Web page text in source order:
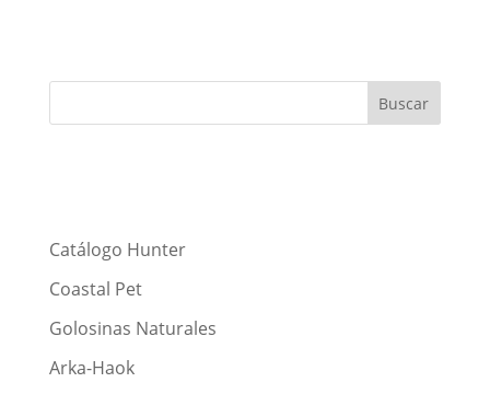
Catálogo Hunter
Coastal Pet
Golosinas Naturales
Arka-Haok